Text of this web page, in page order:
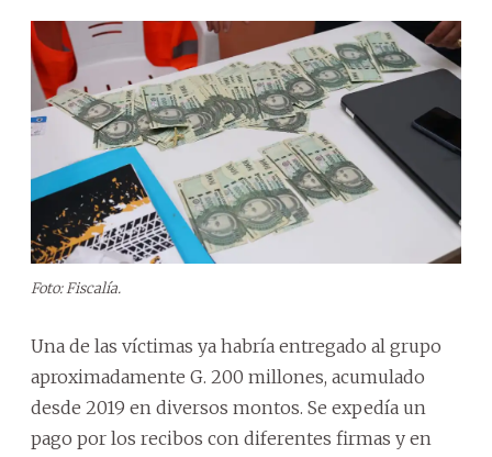
Foto: Fiscalía.
Una de las víctimas ya habría entregado al grupo
aproximadamente G. 200 millones, acumulado
desde 2019 en diversos montos. Se expedía un
pago por los recibos con diferentes firmas y en